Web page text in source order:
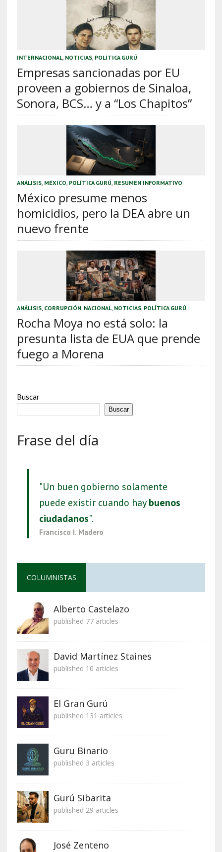
INTERNACIONAL, NOTICIAS, POLÍTICA GURÚ
Empresas sancionadas por EU
proveen a gobiernos de Sinaloa,
Sonora, BCS… y a “Los Chapitos”
ANÁLISIS, MÉXICO POLÍTICA GURÚ RESUMEN INFORMATIVO
México presume menos
homicidios, pero la DEA abre un
nuevo frente
ANÁLISIS, CORRUPCIÓN, NACIONAL, NOTICIAS, POLÍTICA GURÚ
Rocha Moya no está solo: la
presunta lista de EUA que prende
fuego a Morena
Buscar
Buscar
Frase del día
"Un buen gobierno solamente
puede existir cuando haybuenos
ciudadanos".
Francisco I. Madero
COLUMNISTAS
Alberto Castelazo
published 77 articles
David Martínez Staines
published 10 articles
El Gran Gurú
published 131 articles
Guru Binario
published 3 articles
Gurú Sibarita
published 29 articles
José Zenteno